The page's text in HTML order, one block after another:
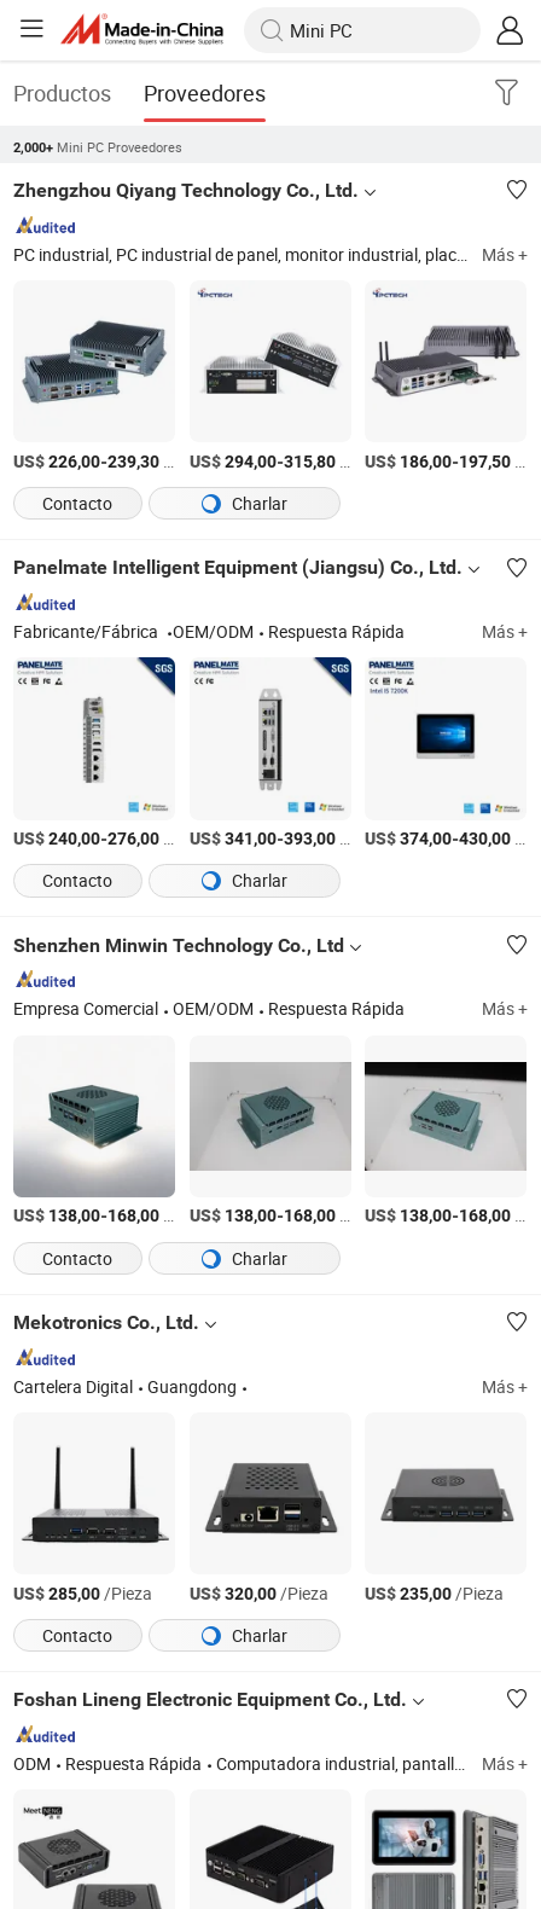
Productos Proveedores
2,000+ Mini PC Proveedores
Zhengzhou Qiyang Technology Co., Ltd.
PC industrial, PC industrial de panel, monitor industrial, placa base industrial, PC mini sin ventilador, PC de caja embebida Más +
US$226,00-239,30 US$294,00-315,80/pieces US$ 186,00-197,50
Contacto
Charlar
Panelmate Intelligent Equipment (Jiangsu) Co., Ltd.
Fabricante/Fábrica OEM/ODM Respuesta Rápida Más +
US$240,00-276,00 US$341,00-393,00/Pieza US$374,00-430,00
Contacto
Charlar
Shenzhen Minwin Technology Co., Ltd
Empresa Comercial OEM/ODM Respuesta Rápida Más +
US$ 138,00-168,00 US$ 138,00-168,00/piece US$ 138,00-168,00
Contacto
Charlar
Mekotronics Co., Ltd.
Cartelera Digital Guangdong Más +
US$285,00/Pieza US$320,00/Pieza US$235,00/Pieza
Contacto
Charlar
Foshan Lineng Electronic Equipment Co., Ltd.
ODM Respuesta Rápida Computadora industrial, pantalla táctil industrial, pantalla industrial, tableta resistente Más +